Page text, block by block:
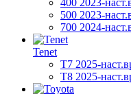
500 2023-
700 2024-
Tenet
T7 2025-
T8 2025-